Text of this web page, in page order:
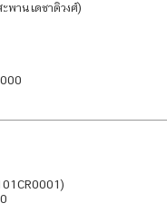
พานเดชาติวงศ์)